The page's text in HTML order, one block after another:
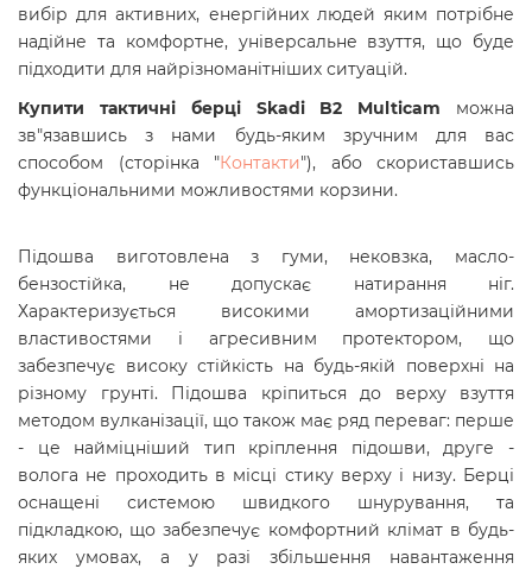
вибір для активних, енергійних людей яким потрібне
надійне та комфортне, універсальне взуття, що буде
підходити для найрізноманітніших ситуацій.
Купити тактичні берці Skadi B2 Multicam
можна
зв"язавшись з нами будь-яким зручним для вас
способом (сторінка "Контакти"), або скориставшись
функціональними можливостями корзини.
Підошва виготовлена з гуми, нековзка, масло-
бензостійка, не допускає натирання ніг.
Характеризується високими амортизаційними
властивостями і агресивним протектором, що
забезпечує високу стійкість на будь-якій поверхні на
різному грунті. Підошва кріпиться до верху взуття
методом вулканізації, що також має ряд переваг: перше
- це найміцніший тип кріплення підошви, друге -
волога не проходить в місці стику верху і низу. Берці
оснащені системою швидкого шнурування, та
підкладкою, що забезпечує комфортний клімат в будь-
яких умовах, а у разі збільшення навантаження